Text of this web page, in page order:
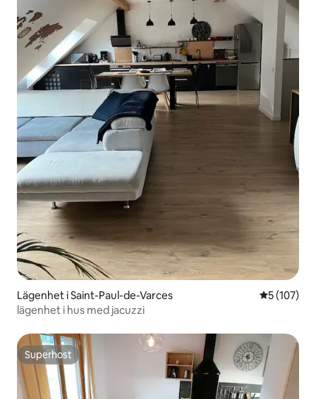
Lägenhet i Saint-Paul-de-Varces 5 av 5 i
5 (107)
lägenhet i hus med jacuzzi
Superhost
Superhost